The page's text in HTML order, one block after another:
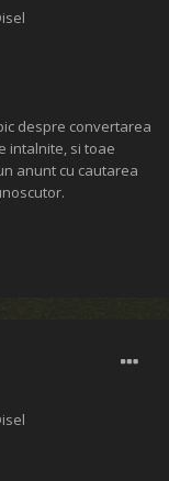
despre convertarea
intalnite, si toae
anunt cu cautarea